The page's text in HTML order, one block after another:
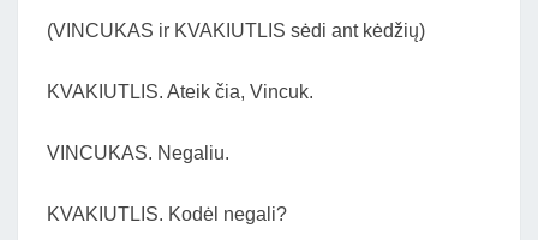
(VINCUKAS ir KVAKIUTLIS sėdi ant kėdžių)
KVAKIUTLIS. Ateik čia, Vincuk.
VINCUKAS. Negaliu.
KVAKIUTLIS. Kodėl negali?